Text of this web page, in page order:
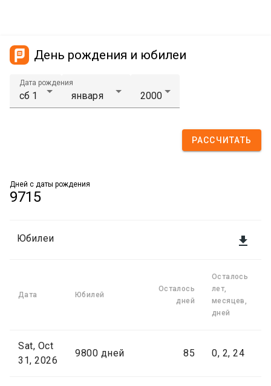
День рождения и юбилеи
Дата рождения
РАССЧИТАТЬ
Дней с даты рождения
9715

Юбилеи
Дата Юбилей
Осталось
дней
Осталось
лет,
месяцев,
дней
Sat, Oct
31, 2026
9800 дней 85 0, 2, 24